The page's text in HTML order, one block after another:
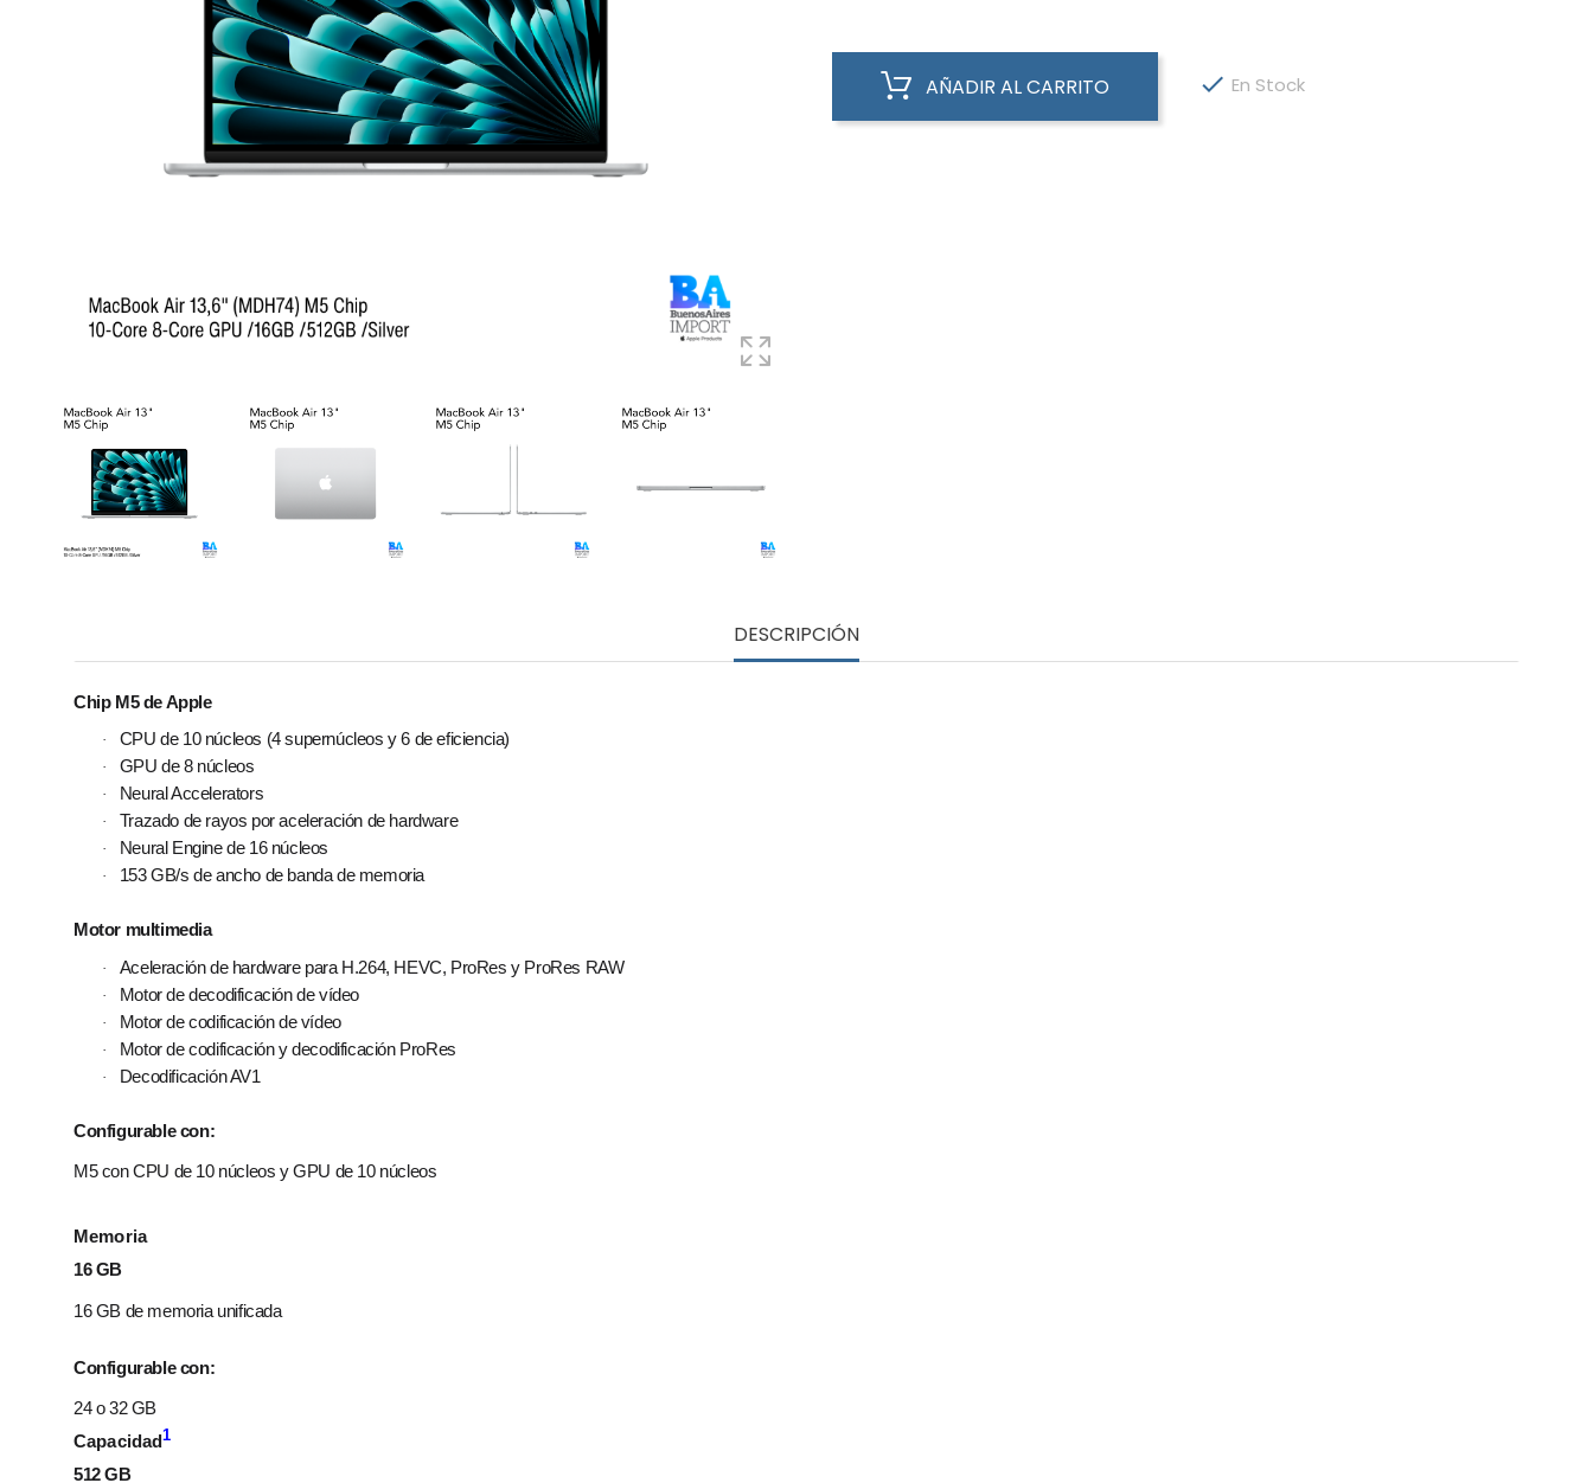
AÑADIR AL CARRITO  En Stock
DESCRIPCIÓN
Chip M5 de Apple
· CPU de 10 núcleos (4 supernúcleos y 6 de eficiencia)
· GPU de 8 núcleos
· Neural Accelerators
· Trazado de rayos por aceleración de hardware
· Neural Engine de 16 núcleos
· 153 GB/s de ancho de banda de memoria
Motor multimedia
· Aceleración de hardware para H.264, HEVC, ProRes y ProRes RAW
· Motor de decodificación de vídeo
· Motor de codificación de vídeo
· Motor de codificación y decodificación ProRes
· Decodificación AV1
Configurable con:
M5 con CPU de 10 núcleos y GPU de 10 núcleos
Memoria
16 GB
16 GB de memoria unificada
Configurable con:
24 o 32 GB
Capacidad1
512 GB